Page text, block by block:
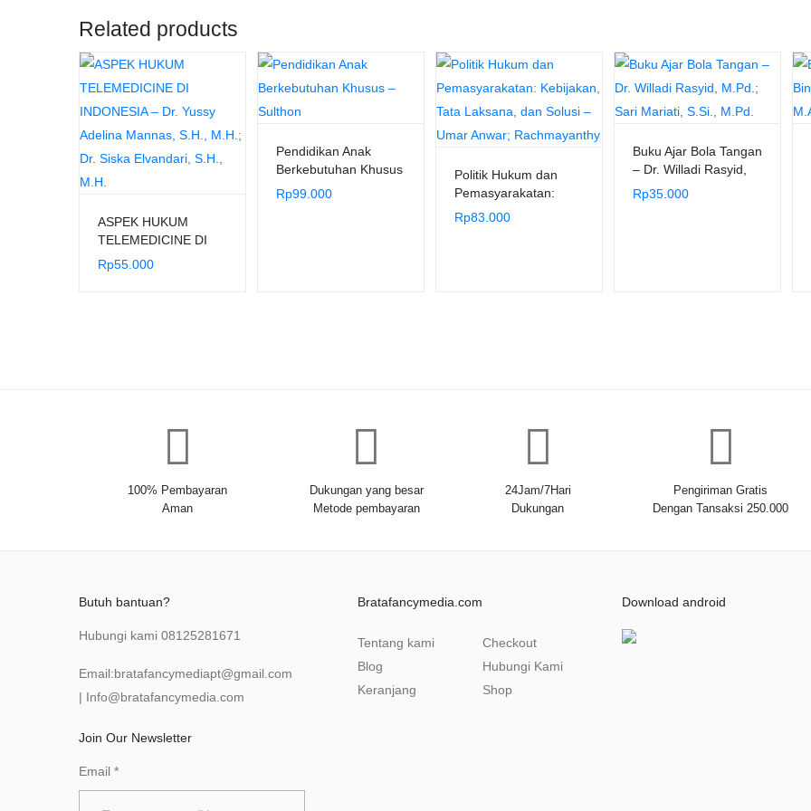
Related products
ASPEK HUKUM
TELEMEDICINE DI
INDONESIA – Dr.
Yussy Adelina
Rp55.000
Pendidikan Anak
Berkebutuhan Khusus
– Sulthon
Rp99.000
Politik Hukum dan
Pemasyarakatan:
Kebijakan, Tata
Laksana, dan Solusi –
Rp83.000
Buku Ajar Bola Tangan
– Dr. Willadi Rasyid,
M.Pd.; Sari Mariati,
S.Si., M.Pd.
Rp35.000
100% Pembayaran
Aman
Dukungan yang besar
Metode pembayaran
24Jam/7Hari
Dukungan
Pengiriman Gratis
Dengan Tansaksi 250.000
Butuh bantuan?
Hubungi kami 08125281671
Email:bratafancymediapt@gmail.com
| Info@bratafancymedia .com
Join Our Newsletter
Email *
Bratafancymedia.com
Tentang kami
Blog
Keranjang
Checkout
Hubungi Kami
Shop
Download android